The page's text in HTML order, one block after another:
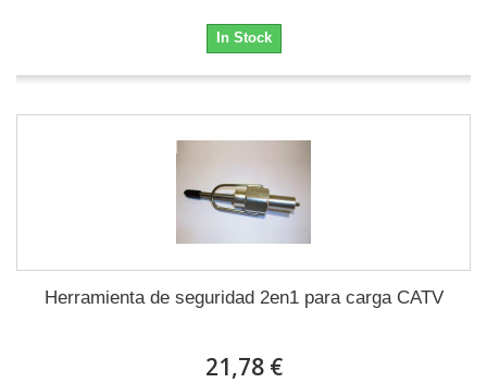
In Stock
Herramienta de seguridad 2en1 para carga CATV
21,78 €